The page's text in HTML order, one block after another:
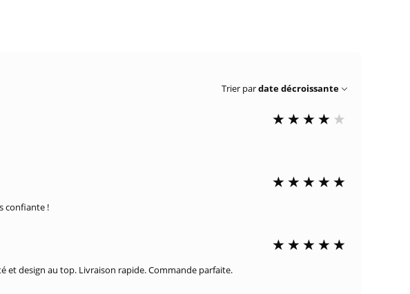
Trier pardate décroissante
confiante !
design au top. Livraison rapide. Commande parfaite.